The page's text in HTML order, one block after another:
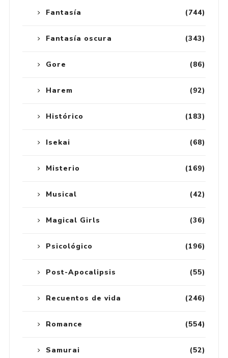
(744)
Fantasía
(343)
Fantasía oscura
(86)
Gore
(92)
Harem
(183)
Histórico
(68)
Isekai
(169)
Misterio
(42)
Musical
(36)
Magical Girls
(196)
Psicológico
(55)
Post-Apocalipsis
(246)
Recuentos de vida
(554)
Romance
(52)
Samurai